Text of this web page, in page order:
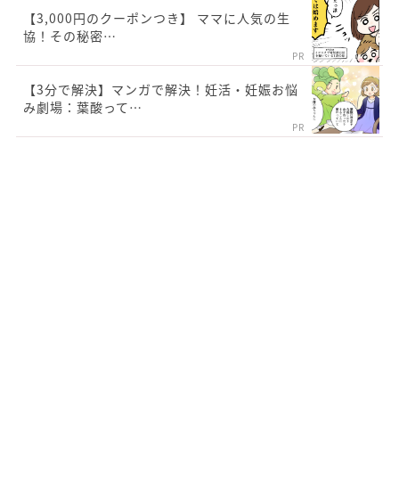
【3,000円のクーポンつき】 ママに人気の生
協！その秘密…
PR
【3分で解決】マンガで解決！妊活・妊娠お悩
み劇場：葉酸って…
PR